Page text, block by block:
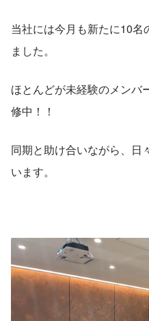
当社には今月も新たに10
ました。
ほとんどが未経験のメンバ
修中！！
同期と助け合いながら、日
います。